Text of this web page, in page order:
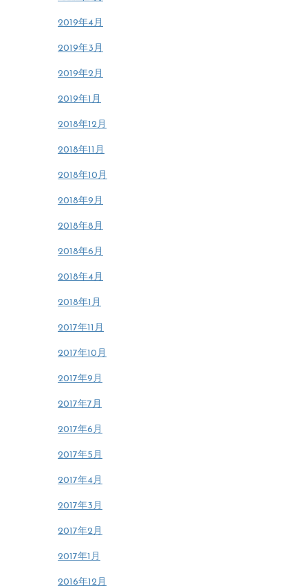
2019年4月
2019年3月
2019年2月
2019年1月
2018年12月
2018年11月
2018年10月
2018年9月
2018年8月
2018年6月
2018年4月
2018年1月
2017年11月
2017年10月
2017年9月
2017年7月
2017年6月
2017年5月
2017年4月
2017年3月
2017年2月
2017年1月
2016年12月